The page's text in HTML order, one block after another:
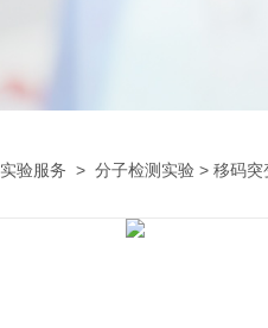
实验服务 > 分子检测实验 > 移码突